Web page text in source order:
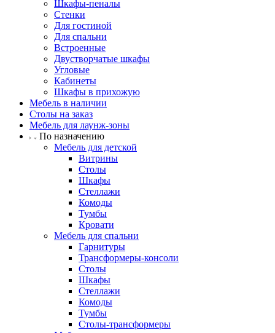
Шкафы-пеналы
Стенки
Для гостиной
Для спальни
Встроенные
Двустворчатые шкафы
Угловые
Кабинеты
Шкафы в прихожую
Мебель в наличии
Столы на заказ
Мебель для лаунж-зоны
По назначению
Мебель для детской
Витрины
Столы
Шкафы
Стеллажи
Комоды
Тумбы
Кровати
Мебель для спальни
Гарнитуры
Трансформеры-консоли
Столы
Шкафы
Стеллажи
Комоды
Тумбы
Столы-трансформеры